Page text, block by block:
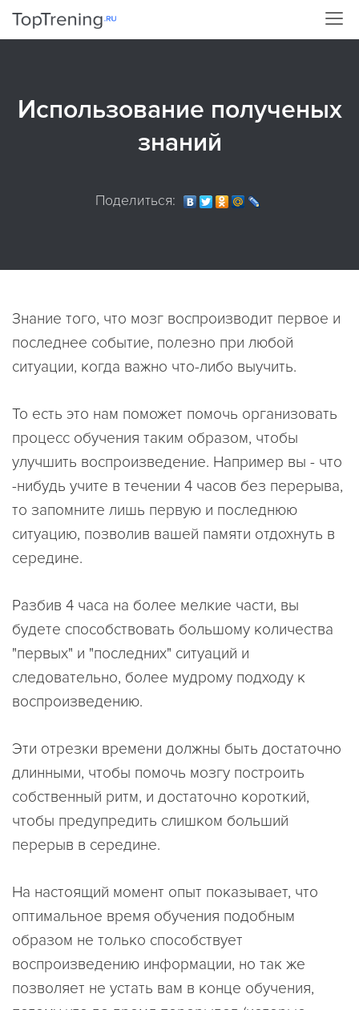
Использование полученых
знаний
Поделиться:
Знание того, что мозг воспроизводит первое и
последнее событие, полезно при любой
ситуации, когда важно что-либо выучить.
То есть это нам поможет помочь организовать
процесс обучения таким образом, чтобы
улучшить воспроизведение. Например вы - что
-нибудь учите в течении 4 часов без перерыва,
то запомните лишь первую и последнюю
ситуацию, позволив вашей памяти отдохнуть в
середине.
Разбив 4 часа на более мелкие части, вы
будете способствовать большому количества
"первых" и "последних" ситуаций и
следовательно, более мудрому подходу к
воспроизведению.
Эти отрезки времени должны быть достаточно
длинными, чтобы помочь мозгу построить
собственный ритм, и достаточно короткий,
чтобы предупредить слишком больший
перерыв в середине.
На настоящий момент опыт показывает, что
оптимальное время обучения подобным
образом не только способствует
воспроизведению информации, но так же
позволяет не устать вам в конце обучения,